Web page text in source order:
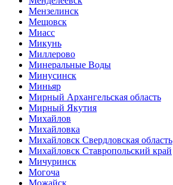
Мензелинск
Мещовск
Миасс
Микунь
Миллерово
Минеральные Воды
Минусинск
Миньяр
Мирный Архангельская область
Мирный Якутия
Михайлов
Михайловка
Михайловск Свердловская область
Михайловск Ставропольский край
Мичуринск
Могоча
Можайск